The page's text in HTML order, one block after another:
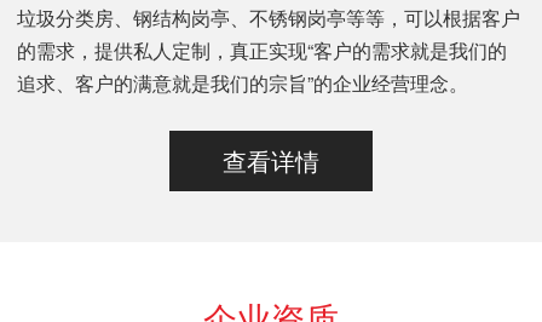
垃圾分类房、钢结构岗亭、不锈钢岗亭等等，可以根据客户
的需求，提供私人定制，真正实现“客户的需求就是我们的
追求、客户的满意就是我们的宗旨”的企业经营理念。
查看详情